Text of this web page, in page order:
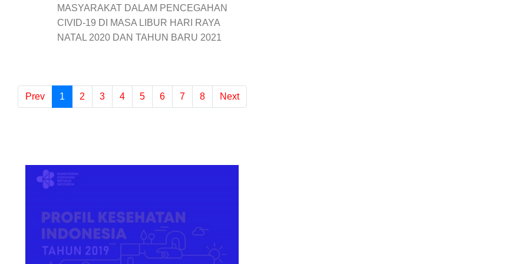
MASYARAKAT DALAM PENCEGAHAN
CIVID-19 DI MASA LIBUR HARI RAYA
NATAL 2020 DAN TAHUN BARU 2021
Prev 1 (current)
2 3 4 5 6 7 8 Next